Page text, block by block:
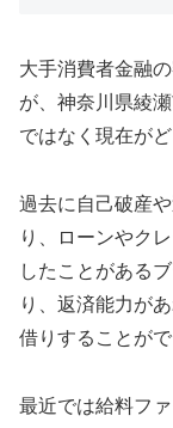
大手消費者金融
が、神奈川県綾
ではなく現在が
過去に自己破産
り、ローンやク
したことがある
り、返済能力が
借りすることがで
最近では給料フ